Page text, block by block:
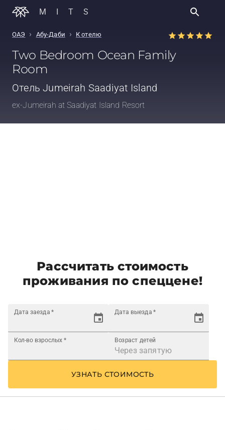
MITS
ОАЭ › Абу-Даби › К отелю
Two Bedroom Ocean Family
Room
ОтельJumeirah Saadiyat Island
ex-Jumeirah at Saadiyat Island Resort
Рассчитать стоимость
проживания по спеццене!
Дата заезда * Дата выезда *
Кол-во взрослых * Возраст детей
УЗНАТЬ СТОИМОСТЬ